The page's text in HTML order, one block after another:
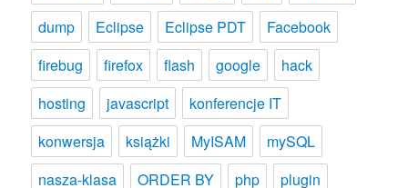
dump
Eclipse Eclipse PDT
Facebook
firebug
firefox flash google
hack
hosting
javascript
konferencje IT
konwersja
książki MyISAM
mySQL
nasza-klasa
ORDER BY php
plugin